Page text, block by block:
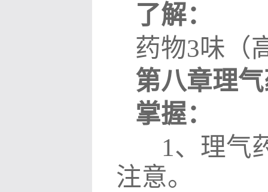
了解：
药物3味（
第八章理
掌握：
1、理气
注意。